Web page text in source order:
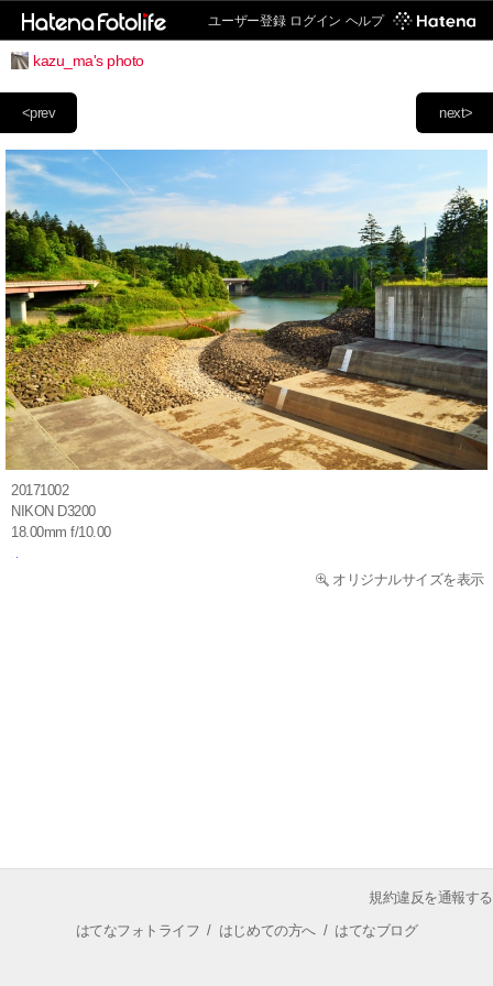
ユーザー登録 ログイン ヘルプ
kazu_ma's photo
next>
<prev
20171002
NIKON D3200
18.00mm f/10.00
オリジナルサイズを表示
規約違反を通報する
はてなフォトライフ / はじめての方へ/ はてなブログ